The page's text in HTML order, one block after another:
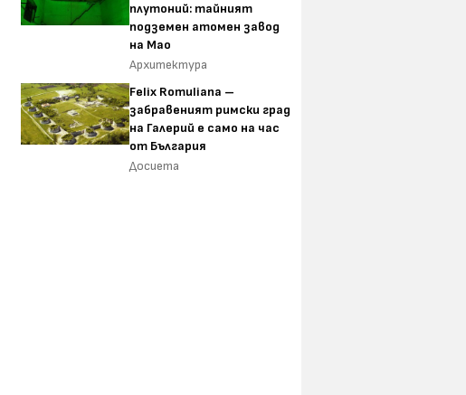
плутоний: тайният
подземен атомен завод
на Мао
Архитектура
Felix Romuliana –
забравеният римски град
на Галерий е само на час
от България
Досиета